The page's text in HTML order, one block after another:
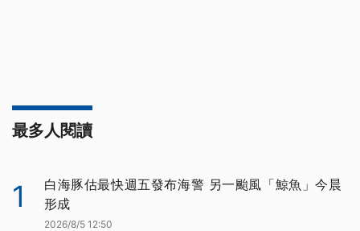
最多人閱讀
1
白海豚估最快週五發布海警 另一颱風「鯨魚」今晨
形成
2026/8/5 12:50